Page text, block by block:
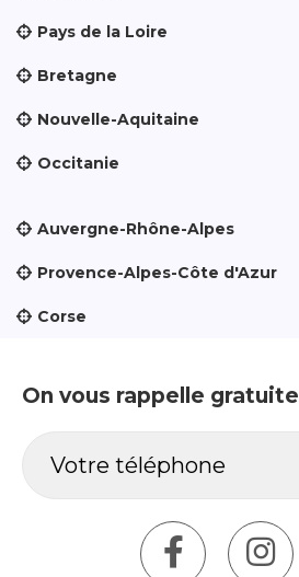
Pays de la Loire
Bretagne
Nouvelle-Aquitaine
Occitanie
Auvergne-Rhône-Alpes
Provence-Alpes-Côte d'Azur
Corse
On vous rappelle